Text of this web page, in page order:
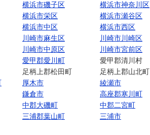
横浜市磯子区 横浜市神奈川区
横浜市栄区 横浜市瀬谷区
横浜市中区 横浜市西区
川崎市麻生区 川崎市川崎区
川崎市中原区 川崎市宮前区
愛甲郡愛川町 愛甲郡清川村
足柄上郡松田町 足柄上郡山北町
厚木市 綾瀬市
鎌倉市 高座郡寒川町
中郡大磯町 中郡二宮町
三浦郡葉山町 三浦市